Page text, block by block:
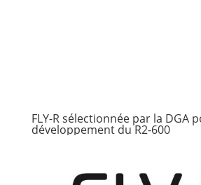
FLY-R sélectionnée par la DGA
développement du R2-600